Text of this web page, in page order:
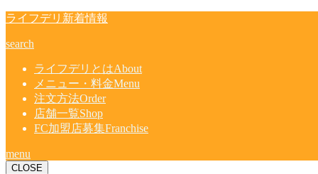
ライフデリ新着情報
search
ライフデリとはAbout
メニュー・料金Menu
注文方法Order
店舗一覧Shop
FC加盟店募集Franchise
menu
CLOSE